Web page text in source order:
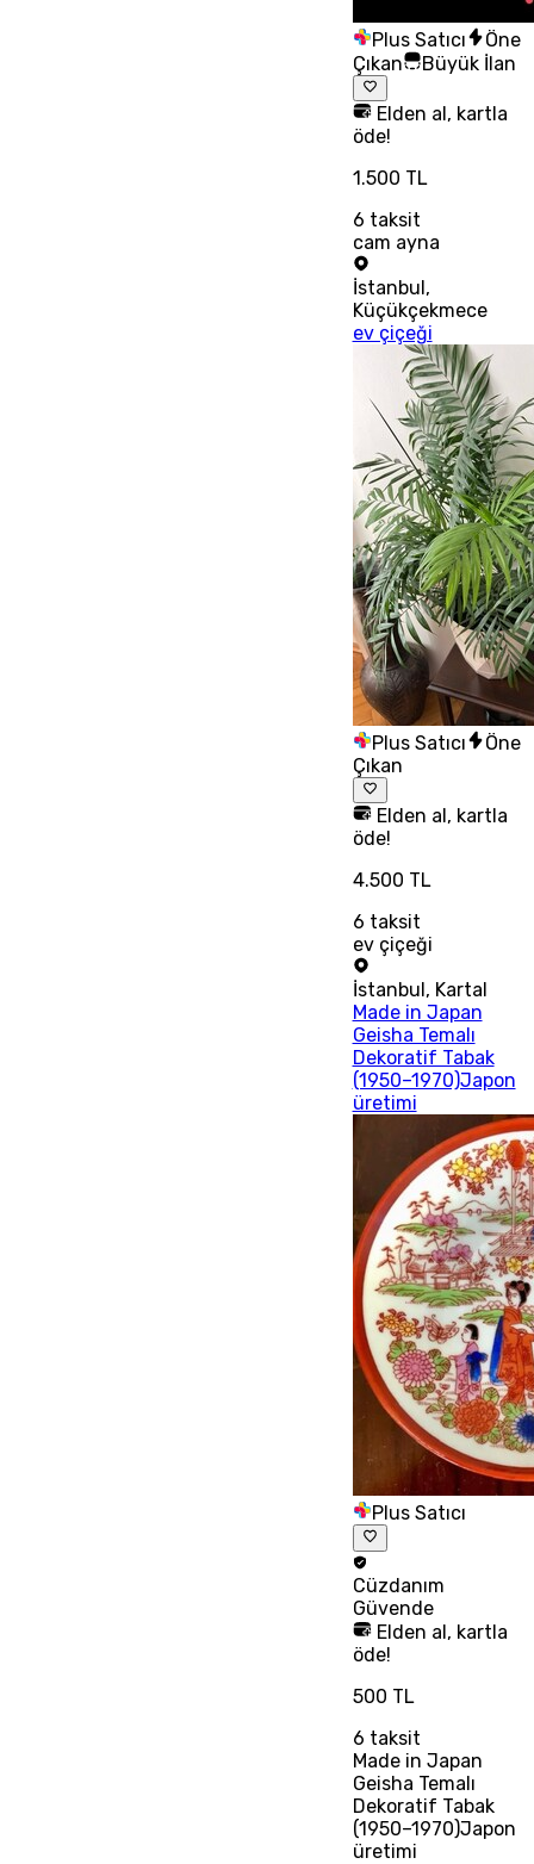
Plus Satıcı
Öne
Çıkan
Büyük İlan
Elden al, kartla
öde!
1.500 TL
6 taksit
cam ayna
İstanbul,
Küçükçekmece
ev çiçeği
Plus Satıcı
Öne
Çıkan
Elden al, kartla
öde!
4.500 TL
6 taksit
ev çiçeği
İstanbul , Kartal
Made in Japan
Geisha Temalı
Dekoratif Tabak
(1950–1970)Japon
üretimi
Plus Satıcı
Cüzdanım
Güvende
Elden al, kartla
öde!
500 TL
6 taksit
Made in Japan
Geisha Temalı
Dekoratif Tabak
(1950–1970)Japon
üretimi